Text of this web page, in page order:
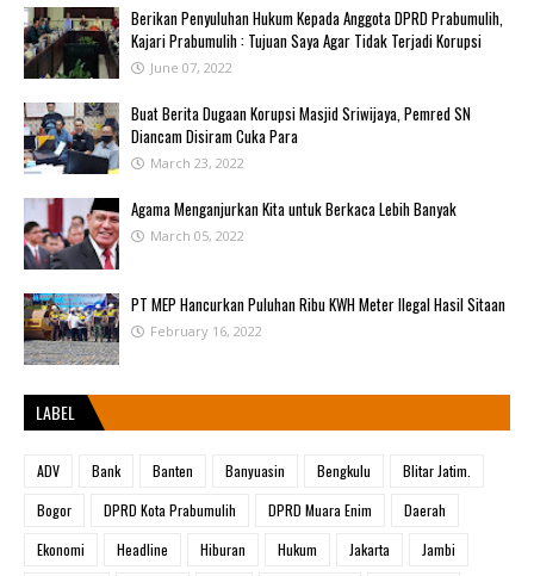
Berikan Penyuluhan Hukum Kepada Anggota DPRD Prabumulih,
Kajari Prabumulih : Tujuan Saya Agar Tidak Terjadi Korupsi
June 07, 2022
Buat Berita Dugaan Korupsi Masjid Sriwijaya, Pemred SN
Diancam Disiram Cuka Para
March 23, 2022
Agama Menganjurkan Kita untuk Berkaca Lebih Banyak
March 05, 2022
PT MEP Hancurkan Puluhan Ribu KWH Meter Ilegal Hasil Sitaan
February 16, 2022
LABEL
ADV Bank Banten Banyuasin Bengkulu
Blitar Jatim.
Bogor
DPRD Kota Prabumulih DPRD Muara Enim
Daerah
Ekonomi
Headline Hiburan Hukum Jakarta
Jambi